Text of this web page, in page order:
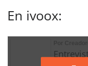
En ivoox: